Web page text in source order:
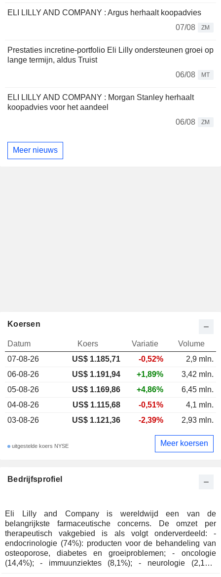
ELI LILLY AND COMPANY : Argus herhaalt koopadvies
07/08
ZM
Prestaties incretine-portfolio Eli Lilly ondersteunen groei op
lange termijn, aldus Truist
06/08
MT
ELI LILLY AND COMPANY : Morgan Stanley herhaalt
koopadvies voor het aandeel
06/08
ZM
Meer nieuws
Bedrijfsprofiel
Eli Lilly and Company is wereldwijd een van de
belangrijkste farmaceutische concerns. De omzet per
therapeutisch vakgebied is als volgt onderverdeeld: -
endocrinologie (74%): producten voor de behandeling van
osteoporose, diabetes en groeiproblemen; - oncologie
(14,4%); - immuunziektes (8,1%); - neurologie (2,1%):
Koersen
Datum Koers Variatie
Volume
07-08-26
US$ 1.185,71 -0,52%
2,9 mln.
06-08-26
US$ 1.191,94 +1,89%
3,42 mln.
05-08-26
US$ 1.169,86 +4,86%
6,45 mln.
04-08-26
US$ 1.115,68 -0,51%
4,1 mln.
03-08-26
US$ 1.121,36 -2,39% 2,93 mln.
uitgestelde koers NYSE Meer koersen